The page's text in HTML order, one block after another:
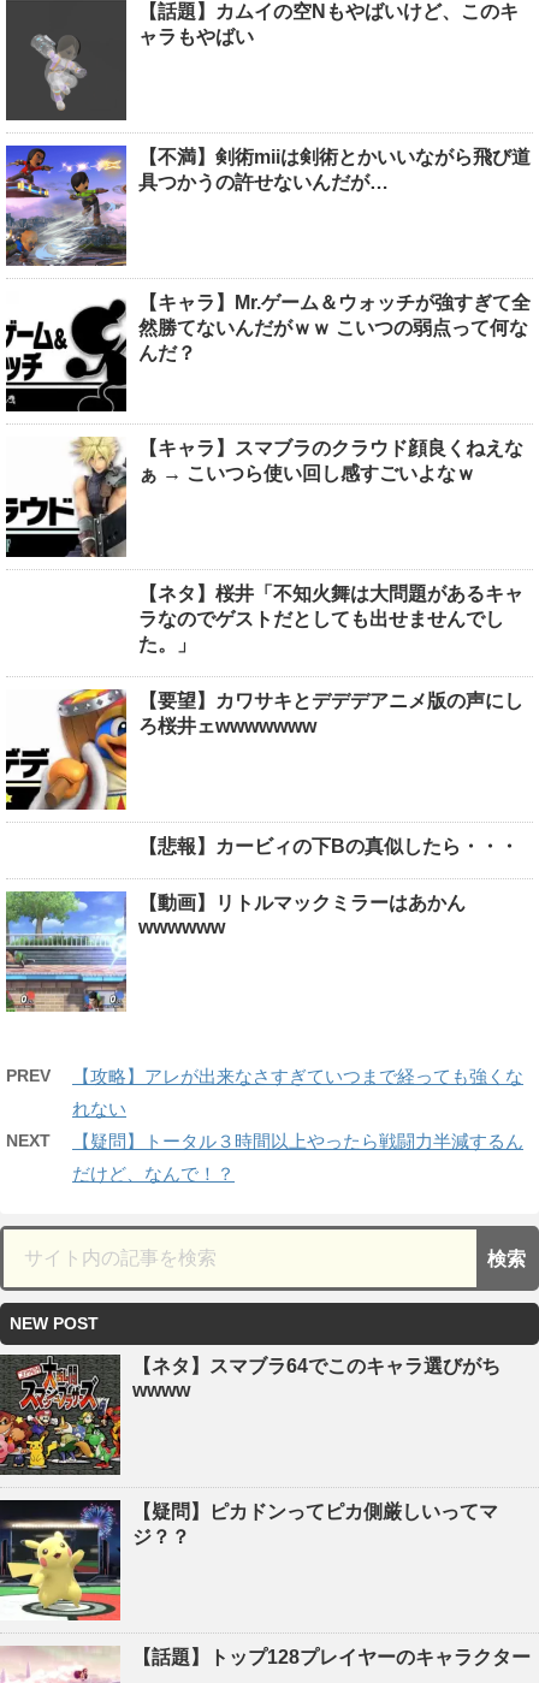
【話題】カムイの空Nもやばいけど、このキ
ャラもやばい
【不満】剣術miiは剣術とかいいながら飛び道
具つかうの許せないんだが…
【キャラ】Mr.ゲーム＆ウォッチが強すぎて全
然勝てないんだがｗｗ こいつの弱点って何な
んだ？
【キャラ】スマブラのクラウド顔良くねえな
ぁ → こいつら使い回し感すごいよなｗ
【ネタ】桜井「不知火舞は大問題があるキャ
ラなのでゲストだとしても出せませんでし
た。」
【要望】カワサキとデデデアニメ版の声にし
ろ桜井ェwwwwwww
【悲報】カービィの下Bの真似したら・・・
【動画】リトルマックミラーはあかん
wwwwww
PREV
【攻略】アレが出来なさすぎていつまで経っても強くな
れない
NEXT
【疑問】トータル３時間以上やったら戦闘力半減するん
だけど、なんで！？
NEW POST
【ネタ】スマブラ64でこのキャラ選びがち
wwww
【疑問】ピカドンってピカ側厳しいってマ
ジ？？
【話題】トップ128プレイヤーのキャラクター